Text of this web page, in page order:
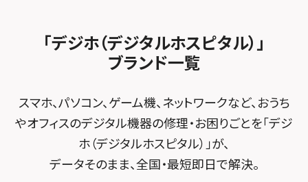
スマホスピタル藤沢
スマホスピタル 小田原
スマホスピタル たまプラーザ駅前
スマホスピタル 登戸・向ヶ丘遊園
スマホスピタル 武蔵小杉
スマホスピタル テルル松戸五香
スマホスピタル テルル宮野木
スマホスピタル千葉
スマホスピタル平和が丘
スマホスピタル春日井勝川
スマホスピタル住道オペラパーク
スマホスピタル東大阪ロンモール布施
スマホスピタル堺
スマホスピタル 堺出張所
スマホスピタル京都河原町
MacBook修理メニュー
FCNTスマートフォン修理
「デジホ（デジタルホスピタル）」
ブランド一覧
スマホ、パソコン、ゲーム機、ネットワークなど、おうち
やオフィスのデジタル機器の修理・お困りごとを「デジ
ホ（デジタルホスピタル）」が、
データそのまま、全国・最短即日で解決。